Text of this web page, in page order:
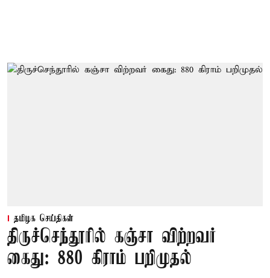
தமிழக செய்திகள்
திருச்செந்தூரில் கஞ்சா விற்றவர்
கைது: 880 கிராம் பறிமுதல்